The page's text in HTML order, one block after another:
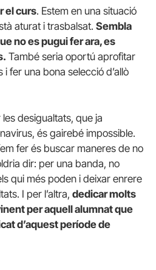
el curs. Estem en una situació
aturat i trasbalsat. Sembla
no es pugui fer ara, es
També seria oportú aprofitar
fer una bona selecció d’allò
desigualtats, que ja
és gairebé impossible.
fer és buscar maneres de no
dir: per una banda, no
qui més poden i deixar enrere
I per l’altra, dedicar molts
per aquell alumnat que
d’aquest període de